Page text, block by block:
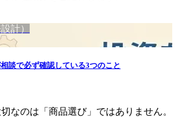
計）
談で必ず確認している3つのこと
なのは「商品選び」ではありません。